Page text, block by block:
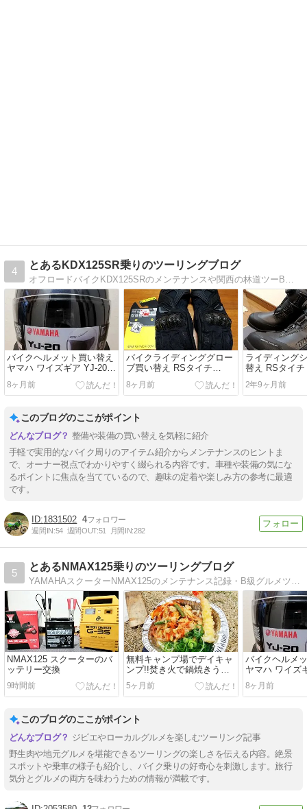
4
とあるKDX125SR乗りのツーリングブログ
オフロードバイクKDX125SRのメンテナンスや関西の林道ツーB級グルメツーのブログです
バイクヘルメット買い替え
ヤマハ ワイズギア YJ-20
ゼニス
8ヶ月前
バイクライディンググロー
ブ買い替え RSタイチ
RST664カーボンウインタ
ーグローブ
8ヶ月前
ライディング
替え RSタイチ
DRYMASTER
ーズ
2年9ヶ月前
このブログのここがポイント
整備や装備の買い替えを気軽に紹介
手軽で実用的なバイク周りのアイテム紹介からメンテナンスのヒントま
で、オーナー視点でわかりやすく綴られる内容です。車種や装備の気にな
るポイントに焦点を当てているので、趣味の定着や楽しみ方の参考に最適
です。
1831502 4
週間IN:54 週間OUT:51 月間IN:282
5
とあるNMAX125乗りのツーリングブログ
NMAX125 スクーターのバ
ッテリー交換
9時間前
無料キャンプ場でデイキャ
ンプ!!焚き火で鍋焼きうど
んツーリングin京都府京北
5ヶ月前
バイクヘルメ
ヤマハ ワイズ
ゼニス
8ヶ月前
このブログのここがポイント
ジビエやローカルグルメを楽しむツーリング記事
野生肉や地元グルメを堪能できるツーリングの楽しさを伝える内容。絶景
スポットや乗車の様子も紹介し、バイク乗りの好奇心を刺激します。旅行
気分とグルメの両方を味わうための情報が満載です。